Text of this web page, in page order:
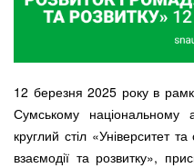
12 березня 2025 року в
Сумському національному
круглий стіл «Університет
взаємодії та розвитку»,